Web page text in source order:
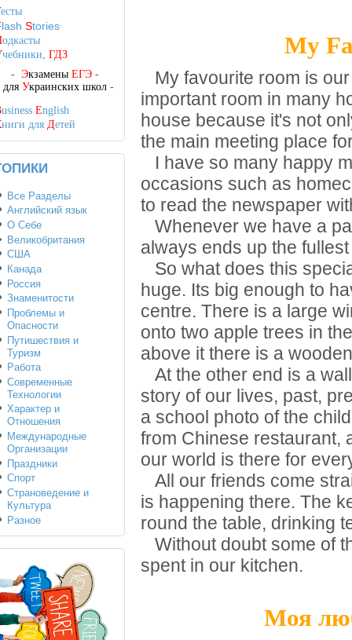
My
My favourite room is
important room in many
house because it's not
the main meeting place
I have so many happy
occasions such as
to read the newspaper
Whenever we have a
always ends up the
So what does this
huge. Its big enough to
centre. There is a large
onto two apple trees in
above it there is a
At the other end is a
story of our lives, past,
a school photo of the
from Chinese restaurant,
our world is there for
All our friends come
is happening there. The
round the table, drinking
Without doubt some of
spent in our kitchen.
Моя
есты
lash Stories
одкасты
чебники, ГДЗ
- Экзамены ЕГЭ-
для Украинских школ-
usiness English
ниги для Детей
Все Разделы
Английский язык
О Себе
Великобритания
США
Канада
Россия
Знаменитости
Проблемы и
Опасности
Путишествия и
Туризм
Работа
Современные
Технологии
Характер и
Отношения
Международные
Организации
Праздники
Спорт
Страноведение и
Культура
Разное